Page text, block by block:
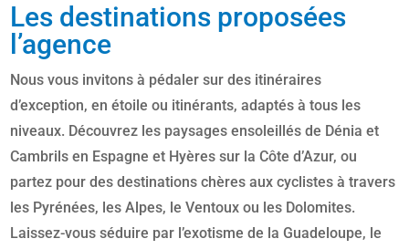
Les destinations proposées
l’agence
Nous vous invitons à pédaler sur des itinéraires
d’exception, en étoile ou itinérants, adaptés à tous les
niveaux. Découvrez les paysages ensoleillés de Dénia et
Cambrils en Espagne et Hyères sur la Côte d’Azur, ou
partez pour des destinations chères aux cyclistes à travers
les Pyrénées, les Alpes, le Ventoux ou les Dolomites.
Laissez-vous séduire par l’exotisme de la Guadeloupe, le